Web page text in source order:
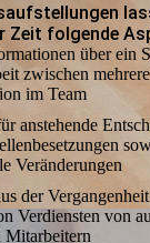
Zeit folgende
über ein
zwischen
im Team
anstehende
Veränderungen
der
Verdiensten von
Mitarbeitern